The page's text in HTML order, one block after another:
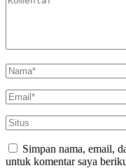
Simpan nama, email,
untuk komentar saya